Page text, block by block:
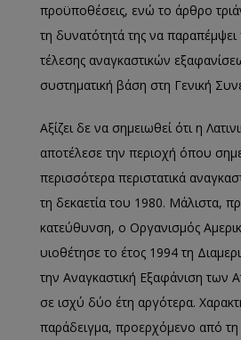
προϋποθέσεις, ενώ το άρθρο
τη δυνατότητά της να παραπέμψει
τέλεσης αναγκαστικών
συστηματική βάση στη Γενική
Αξίζει δε να σημειωθεί ότι η
αποτέλεσε την περιοχή όπου
περισσότερα περιστατικά
τη δεκαετία του 1980. Μάλιστα,
κατεύθυνση, ο Οργανισμός
υιοθέτησε το έτος 1994 τη
την Αναγκαστική Εξαφάνιση των
σε ισχύ δύο έτη αργότερα.
παράδειγμα, προερχόμενο από